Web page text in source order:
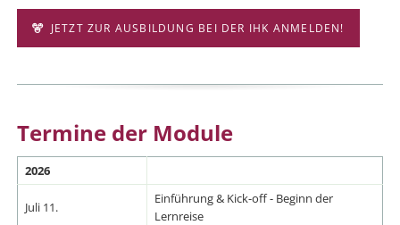
JETZT ZUR AUSBILDUNG BEI DER IHK ANMELDEN!
Termine der Module
2026
Juli 11.
Einführung & Kick-off - Beginn der
Lernreise